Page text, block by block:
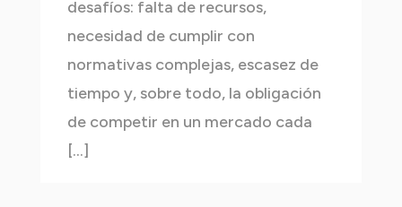
desafíos: falta de recursos,
necesidad de cumplir con
normativas complejas, escasez de
tiempo y, sobre todo, la obligación
de competir en un mercado cada
[…]